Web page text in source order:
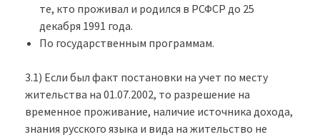
те, кто проживал и родился в РСФСР до 25
декабря 1991 года.
По государственным программам.
3.1) Если был факт постановки на учет по месту
жительства на 01.07.2002, то разрешение на
временное проживание, наличие источника дохода,
знания русского языка и вида на жительство не